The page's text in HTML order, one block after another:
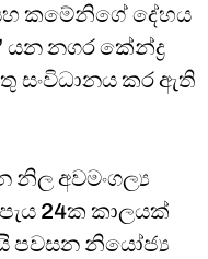
කමේනිගේ දේහය
යන නගර කේන්ද්‍ර
සංවිධානය කර ඇති
නිල අවමංගල්‍ය
24ක කාලයක්
පවසන නියෝජ්‍ය